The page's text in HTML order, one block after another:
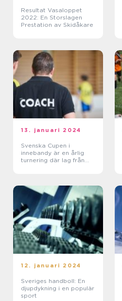
Resultat Vasaloppet
2022: En Storslagen
Prestation av Skidåkare
13. januari 2024
Svenska Cupen i
innebandy är en årlig
turnering där lag från
12. januari 2024
Sveriges handboll: En
djupdykning i en populär
sport